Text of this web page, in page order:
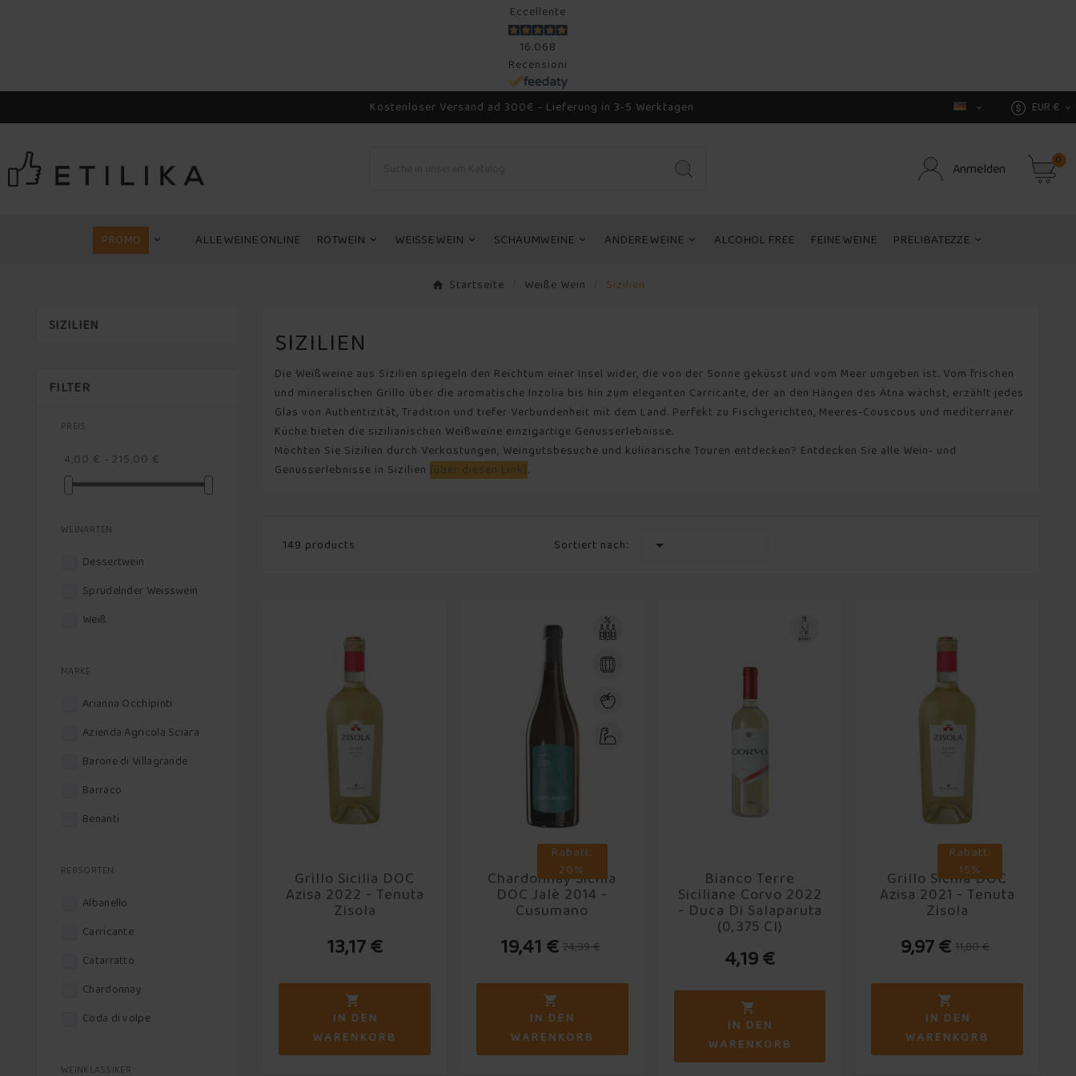
Eccellente
16.068
Recensioni
Kostenloser Versand ad 300€ - Lieferung in 3-5 Werktagen  EUR € 
Anmelden 0
PROMO ALLE WEINE ONLINE ROTWEIN WEISSE WEIN SCHAUMWEINE ANDERE WEINE ALCOHOL FREE FEINE WEINE PRELIBATEZZE
Startseite Weiße Wein Sizilien
SIZILIEN
FILTER
PREIS
4,00 € - 215,00 €
WEINARTEN
Dessertwein
Sprudelnder Weisswein
Weiß
MARKE
Arianna Occhipinti
Azienda Agricola Sciara
Barone di Villagrande
Barraco
Benanti
Cantine Fina
Caravaglio
Carranco
Colomba Bianca
COS
Cottanera
REBSORTEN
Albanello
Carricante
Catarratto
Chardonnay
Coda di volpe
WEINKLASSIKER
SIZILIEN
Die Weißweine aus Sizilien spiegeln den Reichtum einer Insel wider, die von der Sonne geküsst und vom Meer umgeben ist. Vom frischen
und mineralischen Grillo über die aromatische Inzolia bis hin zum eleganten Carricante, der an den Hängen des Ätna wächst, erzählt jedes
Glas von Authentizität, Tradition und tiefer Verbundenheit mit dem Land. Perfekt zu Fischgerichten, Meeres-Couscous und mediterraner
Küche bieten die sizilianischen Weißweine einzigartige Genusserlebnisse.
Möchten Sie Sizilien durch Verkostungen, Weingutsbesuche und kulinarische Touren entdecken? Entdecken Sie alle Wein- und
Genusserlebnisse in Sizilien [über diesen Link].
149 products Sortiert nach: 
Grillo Sicilia DOC
Azisa 2022 - Tenuta
Zisola
13,17 €

IN DEN
WARENKORB
Chardonnay Sicilia
DOC Jalè 2014 -
Cusumano
19,41 € 24,39 €
Rabatt:
20%

IN DEN
WARENKORB
Bianco Terre
Siciliane Corvo 2022
- Duca Di Salaparuta
(0,375 Cl)
4,19 €

IN DEN
WARENKORB
Grillo Sicilia DOC
Azisa 2021 - Tenuta
Zisola
9,97 € 11,80 €
Rabatt:
15%

IN DEN
WARENKORB